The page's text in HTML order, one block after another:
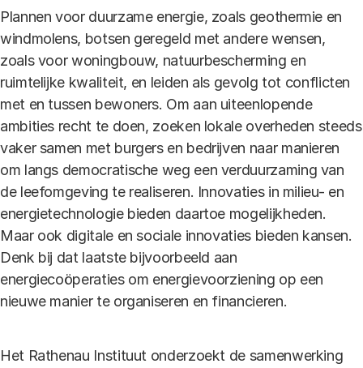
Plannen voor duurzame energie, zoals geothermie en
windmolens, botsen geregeld met andere wensen,
zoals voor woningbouw, natuurbescherming en
ruimtelijke kwaliteit, en leiden als gevolg tot conflicten
met en tussen bewoners. Om aan uiteenlopende
ambities recht te doen, zoeken lokale overheden steeds
vaker samen met burgers en bedrijven naar manieren
om langs democratische weg een verduurzaming van
de leefomgeving te realiseren. Innovaties in milieu- en
energietechnologie bieden daartoe mogelijkheden.
Maar ook digitale en sociale innovaties bieden kansen.
Denk bij dat laatste bijvoorbeeld aan
energiecoöperaties om energievoorziening op een
nieuwe manier te organiseren en financieren.
Het Rathenau Instituut onderzoekt de samenwerking